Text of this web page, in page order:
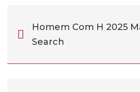
Homem Com H 2025
Search